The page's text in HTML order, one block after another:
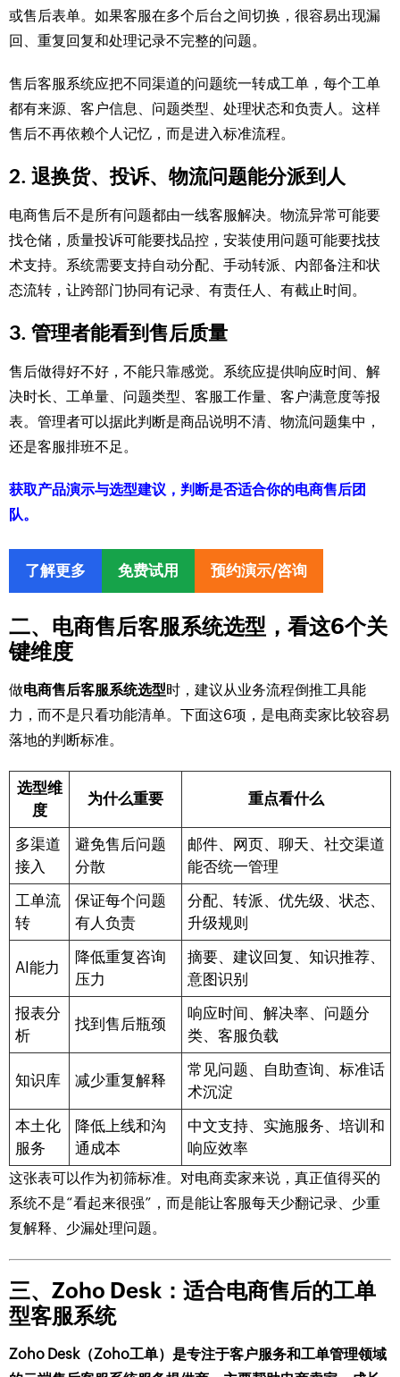
或售后表单。如果客服在多个后台之间切换，很容易出现漏
回、重复回复和处理记录不完整的问题。
售后客服系统应把不同渠道的问题统一转成工单，每个工单
都有来源、客户信息、问题类型、处理状态和负责人。这样
售后不再依赖个人记忆，而是进入标准流程。
2. 退换货、投诉、物流问题能分派到人
电商售后不是所有问题都由一线客服解决。物流异常可能要
找仓储，质量投诉可能要找品控，安装使用问题可能要找技
术支持。系统需要支持自动分配、手动转派、内部备注和状
态流转，让跨部门协同有记录、有责任人、有截止时间。
3. 管理者能看到售后质量
售后做得好不好，不能只靠感觉。系统应提供响应时间、解
决时长、工单量、问题类型、客服工作量、客户满意度等报
表。管理者可以据此判断是商品说明不清、物流问题集中，
还是客服排班不足。
获取产品演示与选型建议，判断是否适合你的电商售后团
队。
了解更多 免费试用 预约演示/咨询
二、电商售后客服系统选型，看这6个关
键维度
做电商售后客服系统选型时，建议从业务流程倒推工具能
力，而不是只看功能清单。下面这6项，是电商卖家比较容易
落地的判断标准。
选型维
度
为什么重要 重点看什么
多渠道
接入
避免售后问题
分散
邮件、网页、聊天、社交渠道
能否统一管理
工单流
转
保证每个问题
有人负责
分配、转派、优先级、状态、
升级规则
AI能力
降低重复咨询
压力
摘要、建议回复、知识推荐、
意图识别
报表分
析
找到售后瓶颈
响应时间、解决率、问题分
类、客服负载
知识库 减少重复解释
常见问题、自助查询、标准话
术沉淀
本土化
服务
降低上线和沟
通成本
中文支持、实施服务、培训和
响应效率
这张表可以作为初筛标准。对电商卖家来说，真正值得买的
系统不是“看起来很强”，而是能让客服每天少翻记录、少重
复解释、少漏处理问题。
三、Zoho Desk：适合电商售后的工单
型客服系统
Zoho Desk（Zoho工单）是专注于客户服务和工单管理领域